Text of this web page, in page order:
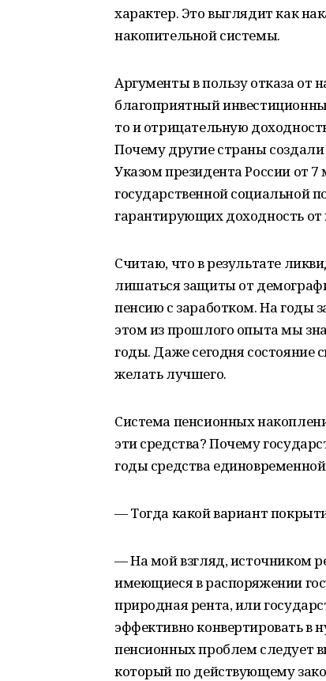
характер. Это выглядит как
накопительной системы.
Аргументы в пользу отказа от
благоприятный
то и отрицательную
Почему другие страны
Указом президента России от
государственной социальной
гарантирующих доходность
Считаю, что в результате
лишаться защиты от
пенсию с заработком. На годы
этом из прошлого опыта мы
годы. Даже сегодня состояние
желать лучшего.
Система пенсионных
эти средства? Почему
годы средства
— Тогда какой вариант
— На мой взгляд, источником
имеющиеся в распоряжении
природная рента, или
эффективно конвертировать в
пенсионных проблем следует
который по действующему